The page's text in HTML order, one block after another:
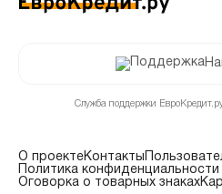
Служба поддержки
О проектеКонтакты
Политика конфиденциальности
Оговорка о товарных знаках